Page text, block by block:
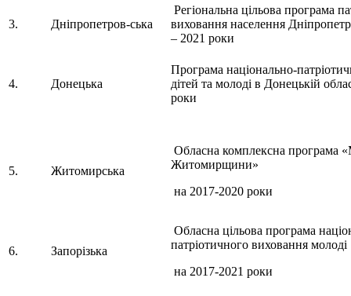
3. Дніпропетров-ська
Регіональна цільова програма
виховання населення
– 2021 роки
4. Донецька
Програма національно-
дітей та молоді в Донецькій
роки
5. Житомирська
Обласна комплексна програма
Житомирщини»
на 2017-2020 роки
6. Запорізька
Обласна цільова програма
патріотичного виховання молоді
на 2017-2021 роки